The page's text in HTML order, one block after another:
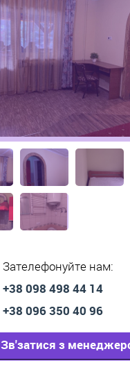
Зателефонуйте нам:
+38 098 498 44 14
+38 096 350 40 96
Зв'затися з